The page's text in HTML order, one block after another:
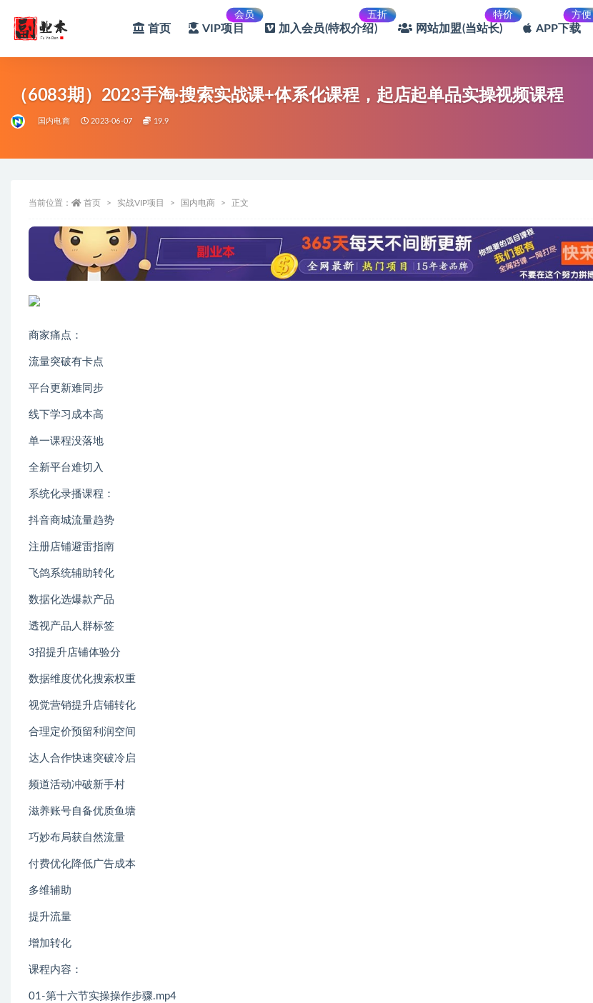
首页 VIP项目
会员
加入会员(特权介绍)
五折
网站加盟(当站长)
特价
APP下载
方便
（6083期）2023手淘·搜索实战课+体系化课程，​起店起单品实操视频课程
国内电商 2023-06-07 19.9
当前位置： 首页 实战VIP项目 国内电商 正文
商家痛点：
流量突破有卡点
平台更新难同步
线下学习成本高
单一课程没落地
全新平台难切入
系统化录播课程：
抖音商城流量趋势
注册店铺避雷指南
飞鸽系统辅助转化
数据化选爆款产品
透视产品人群标签
3招提升店铺体验分
数据维度优化搜索权重
视觉营销提升店铺转化
合理定价预留利润空间
达人合作快速突破冷启
频道活动冲破新手村
滋养账号自备优质鱼塘
巧妙布局获自然流量
付费优化降低广告成本
多维辅助
提升流量
增加转化
课程内容：
01-第十六节实操操作步骤.mp4